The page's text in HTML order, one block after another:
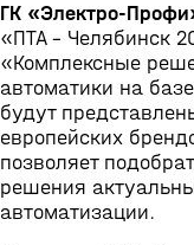
ГК «Электро-
«ПТА – Челябинск
«Комплексные
автоматики на
будут
европейских
позволяет
решения
автоматизации.